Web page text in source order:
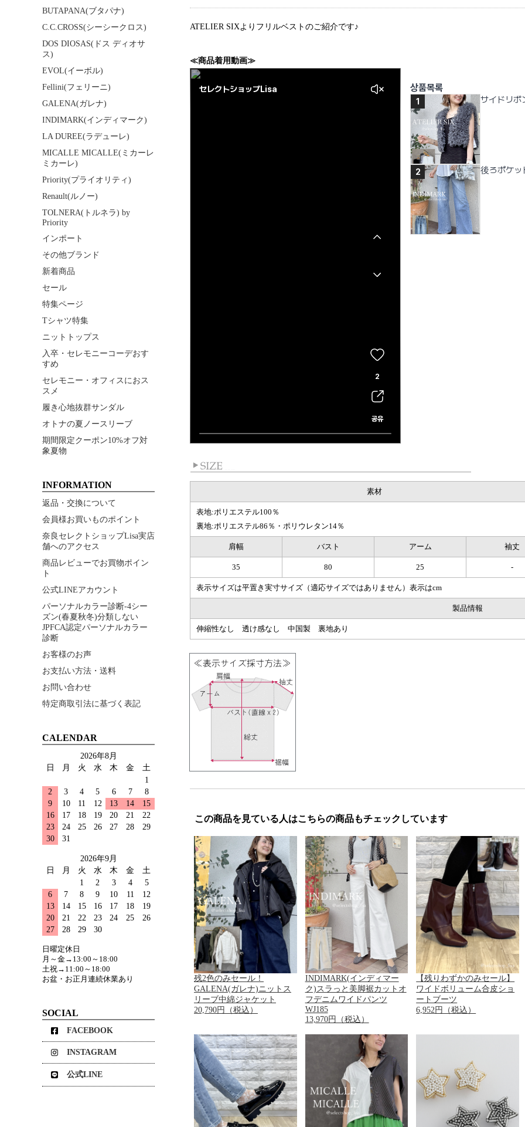
ATELIER SIXよりフリルベストのご紹介です♪
≪商品着用動画≫
素材
表地:ポリエステル100％
裏地:ポリエステル86％・ポリウレタン14％
肩幅 バスト アーム 袖丈
35 80 25 -
表示サイズは平置き実寸サイズ（適応サイズではありません）表示はcm
製品情報
伸縮性なし 透け感なし 中国製 裏地あり
この商品を見ている人はこちらの商品もチェックしています
残2色のみセール！
GALENA(ガレナ)ニットス
リーブ中綿ジャケット
20,790円（税込）
INDIMARK(インディマー
ク)スラっと美脚裾カットオ
フデニムワイドパンツ
WJ185
13,970円（税込）
【残りわずかのみセール】
ワイドボリューム合皮ショ
ートブーツ
6,952円（税込）
BUTAPANA(ブタパナ)
C.C.CROSS(シーシークロス)
DOS DIOSAS(ドス ディオサ
ス)
EVOL(イーボル)
Fellini(フェリーニ)
GALENA(ガレナ)
INDIMARK(インディマーク)
LA DUREE(ラデューレ)
MICALLE MICALLE(ミカーレ
ミカーレ)
Priority(プライオリティ)
Renault(ルノー)
TOLNERA(トルネラ) by
Priority
インポート
その他ブランド
新着商品
セール
特集ページ
Tシャツ特集
ニットトップス
入卒・セレモニーコーデおす
すめ
セレモニー・オフィスにおス
スメ
履き心地抜群サンダル
オトナの夏ノースリーブ
期間限定クーポン10%オフ対
象夏物
INFORMATION
返品・交換について
会員様お買いものポイント
奈良セレクトショップLisa実店
舗へのアクセス
商品レビューでお買物ポイン
ト
公式LINEアカウント
パーソナルカラー診断-4シー
ズン(春夏秋冬)分類しない
JPFCA認定パーソナルカラー
診断
お客様のお声
お支払い方法・送料
お問い合わせ
特定商取引法に基づく表記
CALENDAR
2026年8月
日
月 火 水 木 金
土
1
2
3 4 5 6 7
8
9
10 11 12 13 14
15
16
17 18 19 20 21
22
23
24 25 26 27 28
29
30
31
2026年9月
日
月 火 水 木 金
土
1
2 3 4
5
6
7 8 9 10 11
12
13
14 15 16 17 18
19
20
21 22 23 24 25
26
27
28 29 30
日曜定休日
月～金→13:00～18:00
土祝→11:00～18:00
お盆・お正月連続休業あり
SOCIAL
FACEBOOK
INSTAGRAM
公式LINE